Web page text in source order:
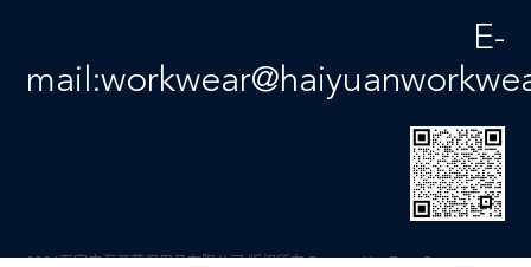
E-
2024石家庄海源劳保用品有限公司 版权所有Powered by EyouCms